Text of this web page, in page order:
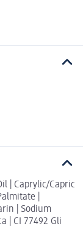
| Caprylic/Capric
|
| Sodium
| CI 77492 Gli